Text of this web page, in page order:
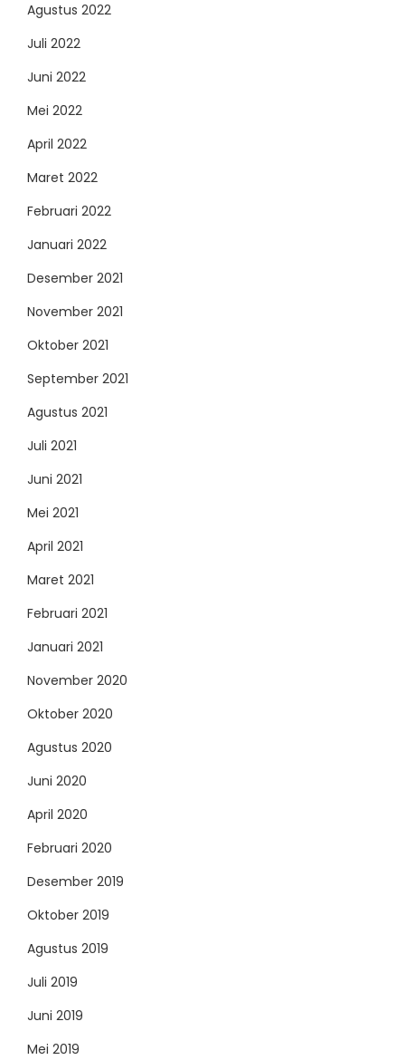
Agustus 2022
Juli 2022
Juni 2022
Mei 2022
April 2022
Maret 2022
Februari 2022
Januari 2022
Desember 2021
November 2021
Oktober 2021
September 2021
Agustus 2021
Juli 2021
Juni 2021
Mei 2021
April 2021
Maret 2021
Februari 2021
Januari 2021
November 2020
Oktober 2020
Agustus 2020
Juni 2020
April 2020
Februari 2020
Desember 2019
Oktober 2019
Agustus 2019
Juli 2019
Juni 2019
Mei 2019